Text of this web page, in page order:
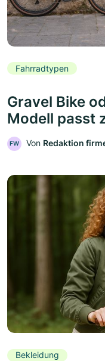
Fahrradtypen
Gravel Bike
Modell passt
FW Von Redaktion
Bekleidung